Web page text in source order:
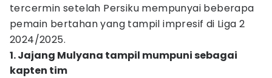
tercermin setelah Persiku mempunyai beberapa
pemain bertahan yang tampil impresif di Liga 2
2024/2025.
1. Jajang Mulyana tampil mumpuni sebagai
kapten tim